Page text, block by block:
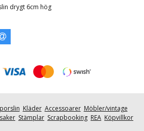
drygt 6cm hög
Kläder Accessoarer Möbler/vintage
Stämplar Scrapbooking REA Köpvillkor